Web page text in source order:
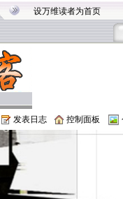
设万维读者为首页
发表日志 控制面板